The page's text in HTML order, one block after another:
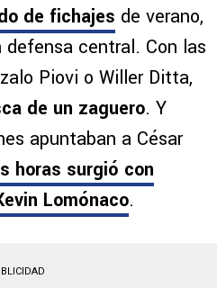
de fichajes de verano,
central. Con las
Piovi o Willer Ditta,
de un zaguero. Y
apuntaban a César
horas surgió con
Lomónaco.